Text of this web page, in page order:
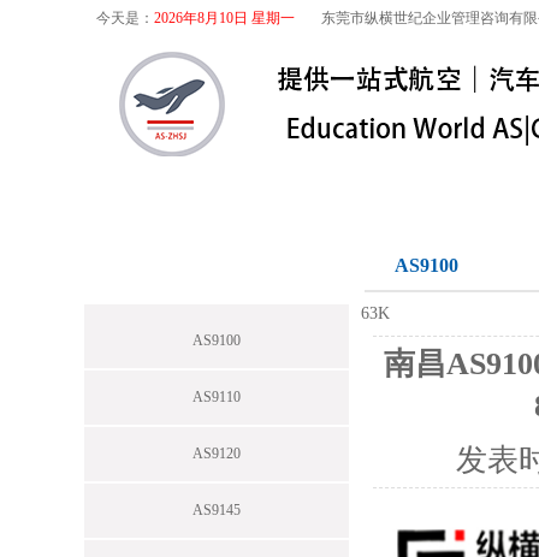
今天是： 2026年8月10日 星期一 东莞市纵横世纪企业管理咨询有
AS9100
AS9110
AS9120
AS9145
AS9100
63K
南昌
发表